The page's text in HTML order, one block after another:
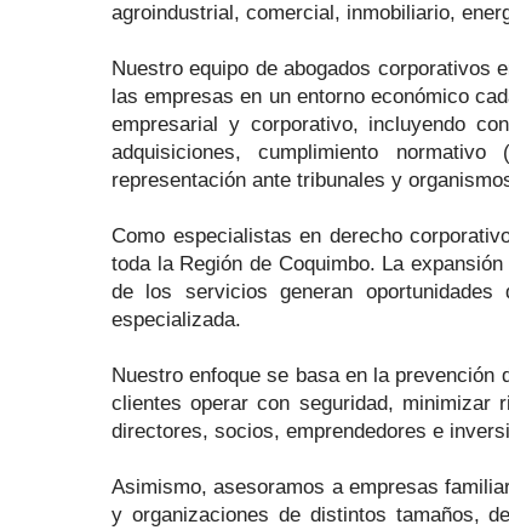
agroindustrial, comercial, inmobiliario,
Nuestro equipo de abogados corporativos
las empresas en un entorno económico
empresarial y corporativo, incluyendo
adquisiciones, cumplimiento
representación ante tribunales y
Como especialistas en derecho
toda la Región de Coquimbo. La
de los servicios generan
especializada.
Nuestro enfoque se basa en la
clientes operar con seguridad, minimizar
directores, socios, emprendedores e
Asimismo, asesoramos a empresas
y organizaciones de distintos tamaños,